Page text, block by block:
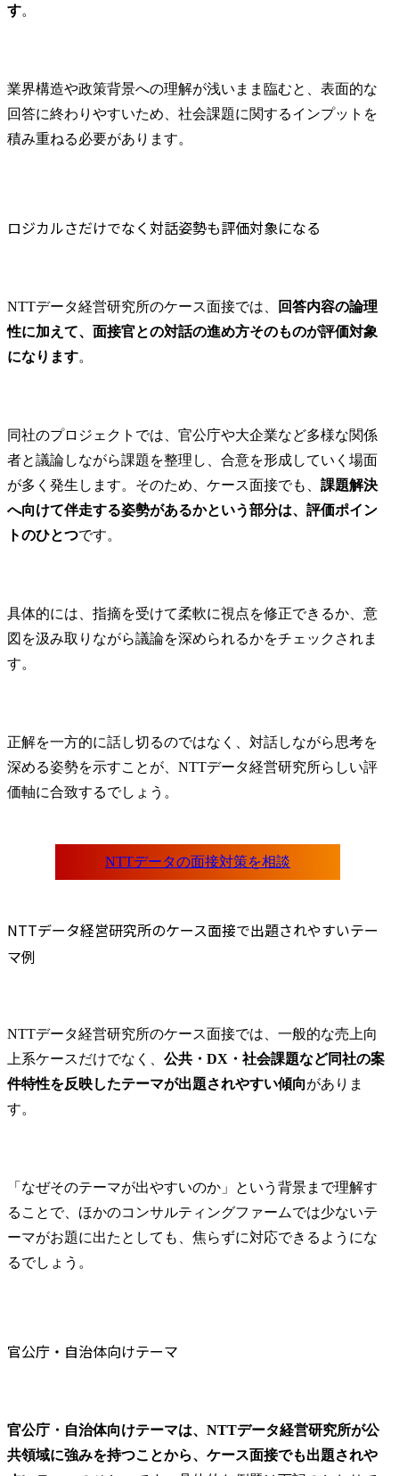
す。
業界構造や政策背景への理解が浅いまま臨むと、表面的な
回答に終わりやすいため、社会課題に関するインプットを
積み重ねる必要があります。
ロジカルさだけでなく対話姿勢も評価対象になる
NTTデータ経営研究所のケース面接では、
回答内容の論理
性に加えて、面接官との対話の進め方そのものが評価対象
になります。
同社のプロジェクトでは、官公庁や大企業など多様な関係
者と議論しながら課題を整理し、合意を形成していく場面
が多く発生します。そのため、ケース面接でも、 課題解決
へ向けて伴走する姿勢があるかという部分は、評価ポイン
トのひとつです。
具体的には、指摘を受けて柔軟に視点を修正できるか、意
図を汲み取りながら議論を深められるかをチェックされま
す。
正解を一方的に話し切るのではなく、対話しながら思考を
深める姿勢を示すことが、NTTデータ経営研究所らしい評
価軸に合致するでしょう。
NTTデータ経営研究所のケース面接で出題されやすいテー
マ例
NTTデータ経営研究所のケース面接では、一般的な売上向
上系ケースだけでなく、 公共・DX・社会課題など同社の案
件特性を反映したテーマが出題されやすい傾向がありま
す。
「なぜそのテーマが出やすいのか」という背景まで理解す
ることで、ほかのコンサルティングファームでは少ないテ
ーマがお題に出たとしても、焦らずに対応できるようにな
るでしょう。
官公庁・自治体向けテーマ
官公庁・自治体向けテーマは、NTTデータ経営研究所が公
共領域に強みを持つことから、ケース面接でも出題されや